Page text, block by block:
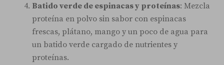
Batido verde de espinacas y proteínas: Mezcla
proteína en polvo sin sabor con espinacas
frescas, plátano, mango y un poco de agua para
un batido verde cargado de nutrientes y
proteínas.